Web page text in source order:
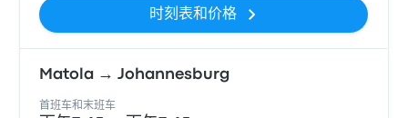
时刻表和价格
Matola → Johannesburg
首班车和末班车